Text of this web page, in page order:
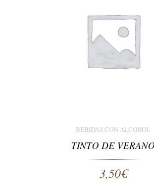
BEBIDAS CON ALCOHOL
TINTO DE
3,50€